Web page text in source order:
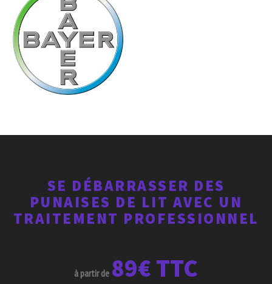
SE DÉBARRASSER DES
PUNAISES DE LIT AVEC UN
TRAITEMENT PROFESSIONNEL
à partir de 89€ TTC